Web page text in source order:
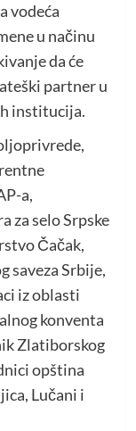
vodeća
u načinu
da će
partner u
institucija.
a,
za selo Srpske
Čačak,
saveza Srbije,
iz oblasti
konventa
Zlatiborskog
opština
Lučani i